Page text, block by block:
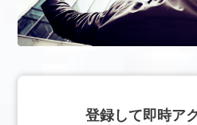
登録して即時ア